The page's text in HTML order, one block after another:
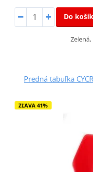
Do
Zelená,
Predná tabuľka
ZĽAVA 41%